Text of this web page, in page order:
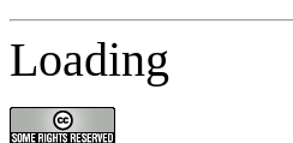
Loading